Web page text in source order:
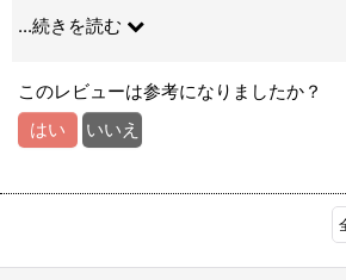
他のパンにもよく合いますので、お試し
...続きを読む
このレビューは参考になりましたか？
はい
いいえ